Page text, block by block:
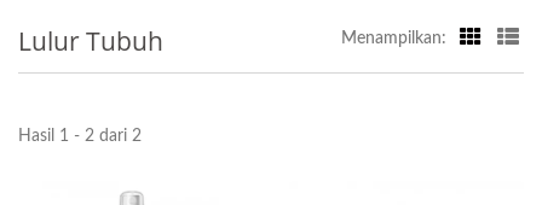
Lulur Tubuh Menampilkan:
Hasil 1 - 2 dari 2